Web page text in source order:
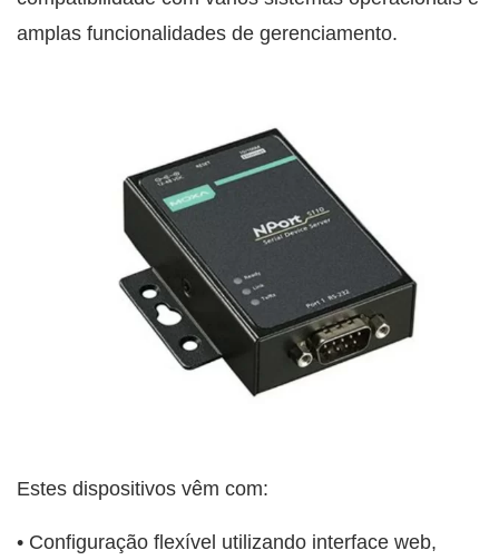
amplas funcionalidades de gerenciamento.
Estes dispositivos vêm com:
• Configuração flexível utilizando interface web,